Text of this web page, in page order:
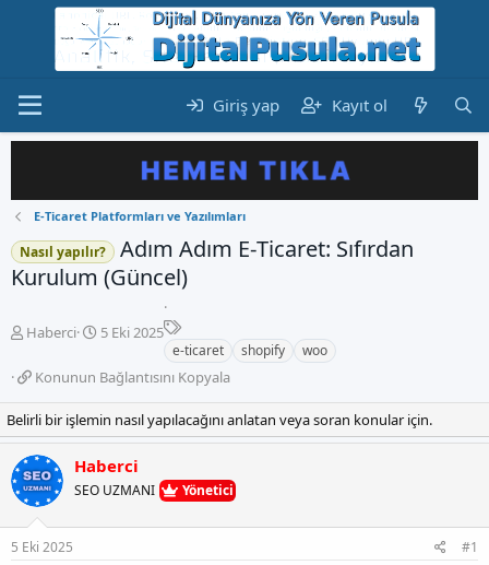
Giriş yap Kayıt ol
E-Ticaret Platformları ve Yazılımları
Nasıl yapılır?
Adım Adım E‑Ticaret: Sıfırdan
Kurulum (Güncel)
K
n
u
y
b
a
ş
l
a
Haberci
B
ş
a
n
ı
ç
a
5 Eki 2025
E
t
i
k
e
t
l
r
e-ticaret shopify woo
K
n
u
n
u
n
ğ
Konunun Bağlantısını Kopyala
Belirli bir işlemin nasıl yapılacağını anlatan veya soran konular için.
Haberci
SEO UZMANI Yönetici
5 Eki 2025 #1